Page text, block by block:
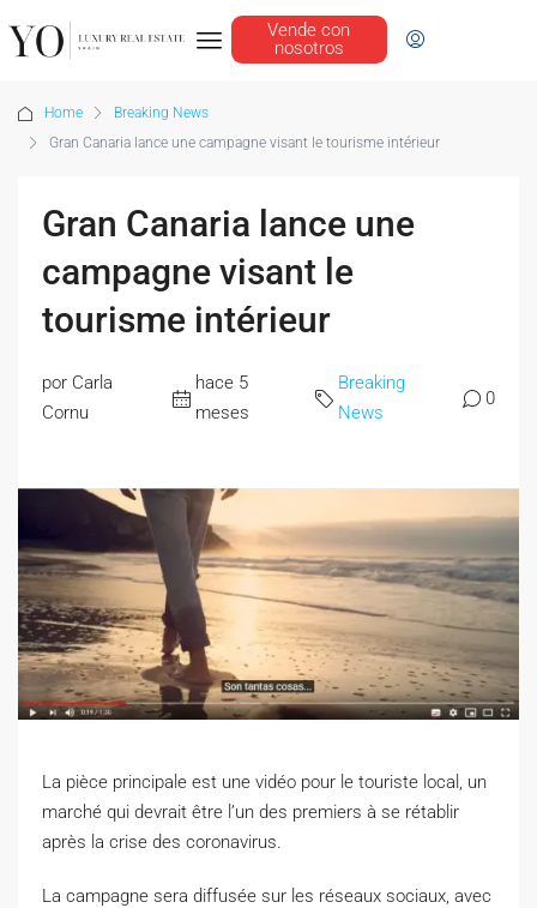
Vende con
nosotros
Home
Breaking News
Gran Canaria lance une campagne visant le tourisme intérieur
Gran Canaria lance une
campagne visant le
tourisme intérieur
por Carla
Cornu
hace 5
meses
Breaking
News
0
La pièce principale est une vidéo pour le touriste local, un
marché qui devrait être l’un des premiers à se rétablir
après la crise des coronavirus.
La campagne sera diffusée sur les réseaux sociaux, avec